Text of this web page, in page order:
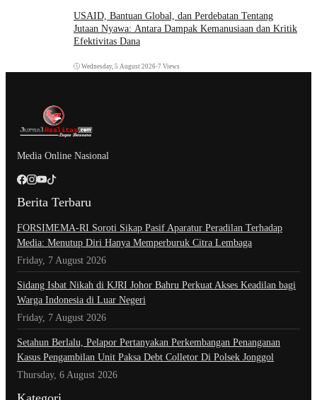
USAID, Bantuan Global, dan Perdebatan Tentang
Jutaan Nyawa: Antara Dampak Kemanusiaan dan Kritik
Efektivitas Dana
Wednesday, 5 August 2026•7 Views
Media Online Nasional
Berita Terbaru
​FORSIMEMA-RI Soroti Sikap Pasif Aparatur Peradilan Terhadap
Media: Menutup Diri Hanya Memperburuk Citra Lembaga
Friday, 7 August 2026
Sidang Isbat Nikah di KJRI Johor Bahru Perkuat Akses Keadilan bagi
Warga Indonesia di Luar Negeri
Friday, 7 August 2026
Setahun Berlalu, Pelapor Pertanyakan Perkembangan Penanganan
Kasus Pengambilan Unit Paksa Debt Colletor Di Polsek Jonggol
Thursday, 6 August 2026